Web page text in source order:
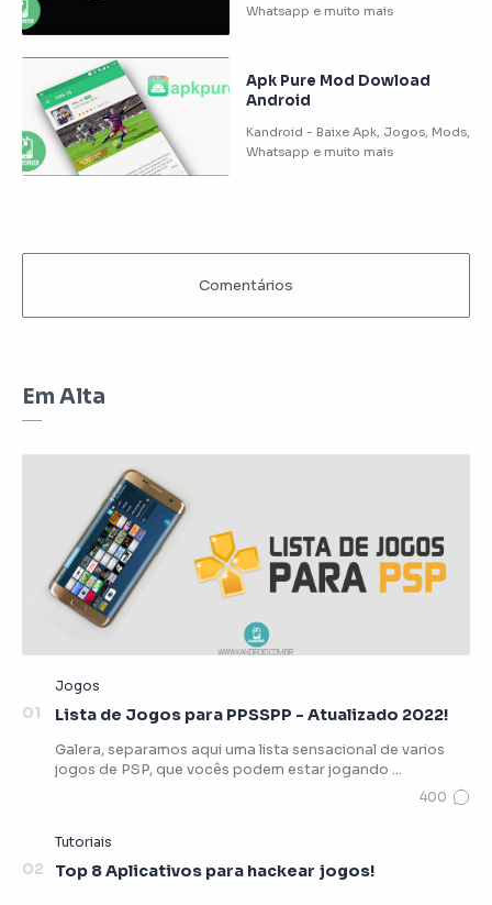
Apk Pure Mod Dowload
Android
Em Alta
Lista de Jogos para PPSSPP - Atualizado 2022!
Galera, separamos aqui uma lista sensacional de varios
jogos de PSP, que vocês podem estar jogando …
Top 8 Aplicativos para hackear jogos!